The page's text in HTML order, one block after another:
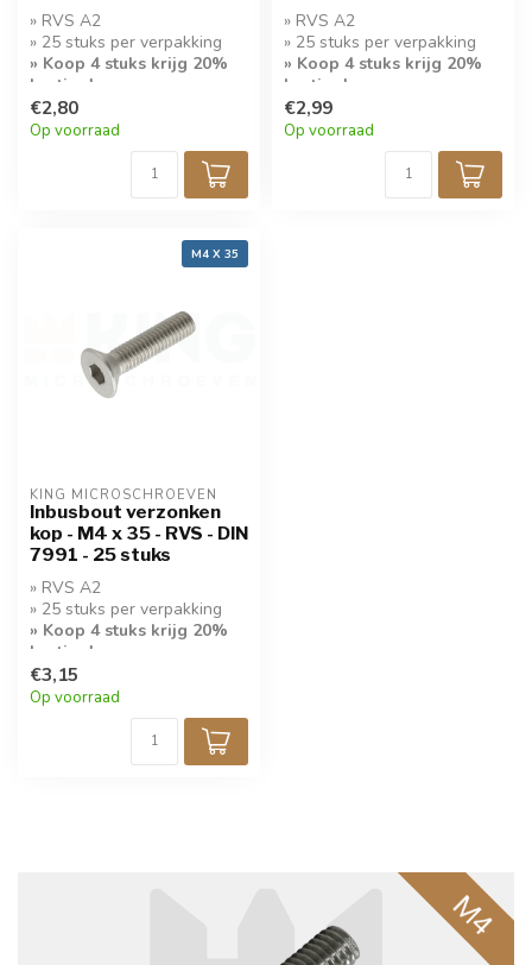
» RVS A2
» 25 stuks per verpakking
» Koop 4 stuks krijg 20%
korting!
€2,80
Op voorraad
» RVS A2
» 25 stuks per verpakking
» Koop 4 stuks krijg 20%
korting!
€2,99
Op voorraad
M4 X 35
KING MICROSCHROEVEN
Inbusbout verzonken
kop - M4 x 35 - RVS - DIN
7991 - 25 stuks
» RVS A2
» 25 stuks per verpakking
» Koop 4 stuks krijg 20%
korting!
€3,15
Op voorraad